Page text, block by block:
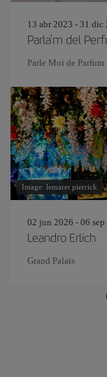
13 abr 2023 - 31 dic
Parla'm del
Parle Moi de Parfum
Image: lemaret pierrick
02 jun 2026 - 06 sep
Leandro Erlich
Grand Palais